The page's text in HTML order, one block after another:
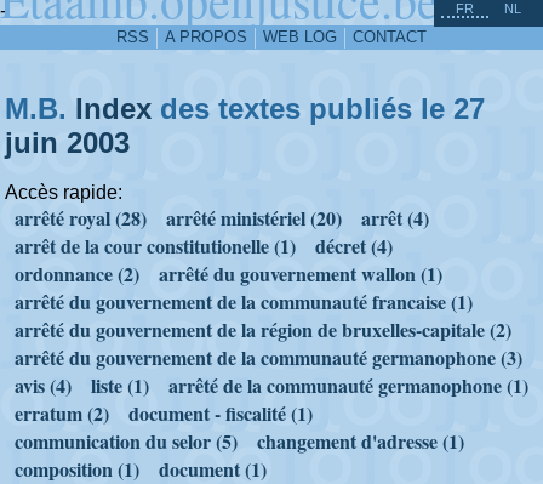
-
RSS A PROPOS WEB LOG CONTACT
FR NL
M.B. Index des textes publiés le 27
juin 2003
Accès rapide:
arrêté royal (28) arrêté ministériel (20)
arrêt (4)
arrêt de la cour constitutionelle (1)
décret (4)
ordonnance (2)
arrêté du gouvernement wallon (1)
arrêté du gouvernement de la communauté francaise (1)
arrêté du gouvernement de la région de bruxelles-capitale (2)
arrêté du gouvernement de la communauté germanophone (3)
avis (4)
liste (1)
arrêté de la communauté germanophone (1)
erratum (2)
document - fiscalité (1)
communication du selor (5)
changement d'adresse (1)
composition (1)
document (1)
^